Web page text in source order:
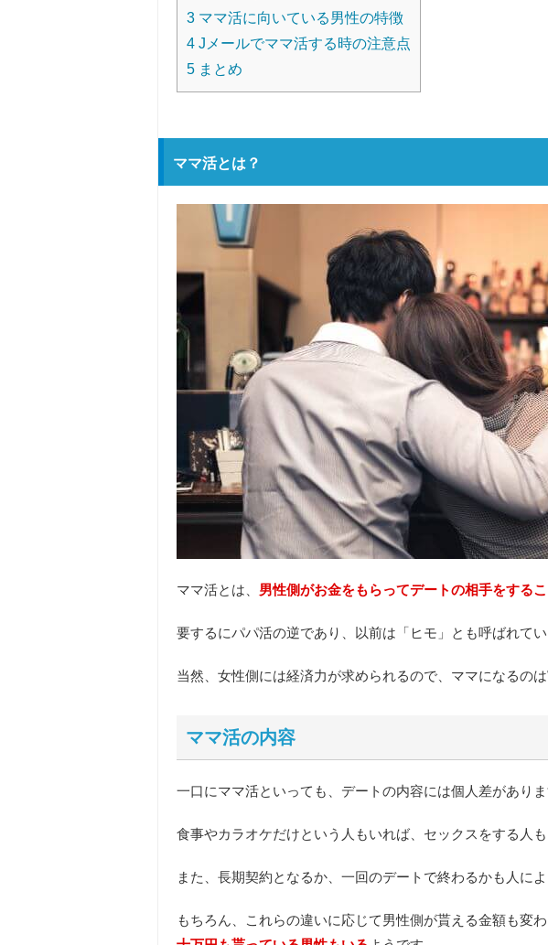
3 ママ活に向いている男性の特徴
4 Jメールでママ活する時の注意点
5 まとめ
ママ活とは？
ママ活とは、 男性側がお金をもらってデートの相手をするこ
要するにパパ活の逆であり、以前は「ヒモ」とも呼ばれてい
当然、女性側には経済力が求められるので、 ママになるの
ママ活の内容
一口にママ活といっても、デートの内容には個人差がありま
食事やカラオケだけという人もいれば、 セックスをする人
また、長期契約となるか、一回のデートで終わるかも人によ
もちろん、これらの違いに応じて男性側が貰える金額も変